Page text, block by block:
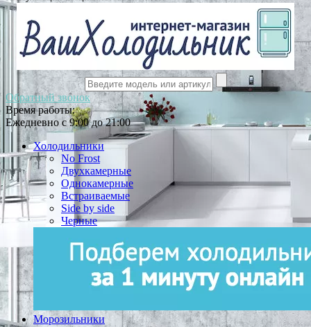
Обратный звонок
Время работы:
Ежедневно с 9:00 до 21:00
Холодильники
No Frost
Двухкамерные
Однокамерные
Встраиваемые
Side by side
Черные
Морозильники